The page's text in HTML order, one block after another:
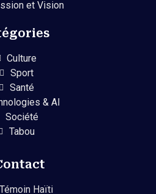
et Vision
Culture
Sport
Santé
& AI
Société
Tabou
Haïti